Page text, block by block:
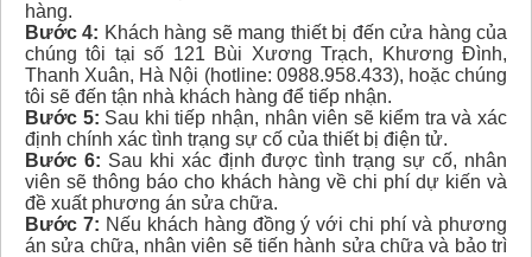
hàng.
Bước 4: Khách hàng sẽ mang thiết bị đến cửa hàng của
chúng tôi tại số 121 Bùi Xương Trạch, Khương Đình,
Thanh Xuân, Hà Nội (hotline: 0988.958.433), hoặc chúng
tôi sẽ đến tận nhà khách hàng để tiếp nhận.
Bước 5: Sau khi tiếp nhận, nhân viên sẽ kiểm tra và xác
định chính xác tình trạng sự cố của thiết bị điện tử.
Bước 6: Sau khi xác định được tình trạng sự cố, nhân
viên sẽ thông báo cho khách hàng về chi phí dự kiến và
đề xuất phương án sửa chữa.
Bước 7: Nếu khách hàng đồng ý với chi phí và phương
án sửa chữa, nhân viên sẽ tiến hành sửa chữa và bảo trì